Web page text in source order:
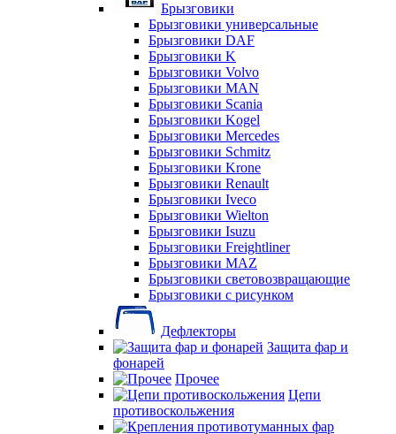
Брызговики
Брызговики универсальные
Брызговики DAF
Брызговики K
Брызговики Volvo
Брызговики MAN
Брызговики Scania
Брызговики Kogel
Брызговики Mercedes
Брызговики Schmitz
Брызговики Krone
Брызговики Renault
Брызговики Iveco
Брызговики Wielton
Брызговики Isuzu
Брызговики Freightliner
Брызговики MAZ
Брызговики световозвращающие
Брызговики с рисунком
Дефлекторы
Защита фар и
фонарей
Прочее
Цепи
противоскольжения